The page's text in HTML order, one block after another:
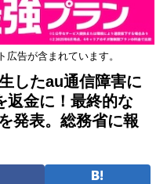
告が含まれています。
したau通信障害に
返金に！最終的な
発表。総務省に報